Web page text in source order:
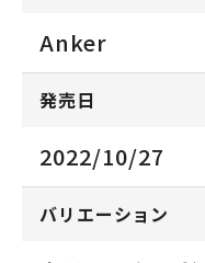
Anker
発売日
2022/10/27
バリエーション